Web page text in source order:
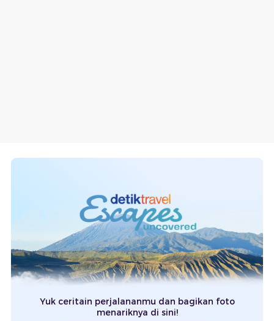
Yuk ceritain perjalananmu dan bagikan foto
menariknya di sini!